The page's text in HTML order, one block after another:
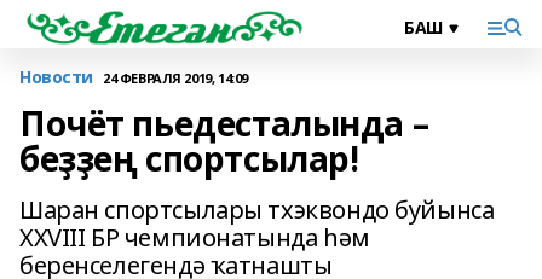
Новости 24 ФЕВРАЛЯ 2019, 14:09
Почёт пьедесталында –
беҙҙең спортсылар!
Шаран спортсылары тхэквондо буйынса
XXVIII БР чемпионатында һәм
беренселегендә ҡатнашты